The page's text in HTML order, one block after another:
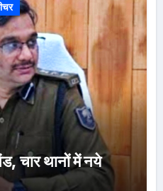
चार थानों में नये